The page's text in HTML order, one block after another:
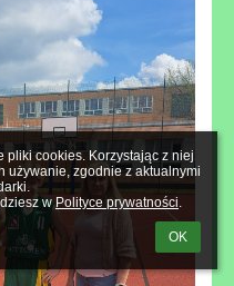
pliki cookies. Korzystając z niej
używanie, zgodnie z aktualnymi
w Polityce prywatności.
OK